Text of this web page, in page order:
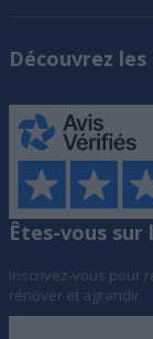
Découvrez
Êtes-vous sur
Inscrivez-vous pour
rénover et agrandir